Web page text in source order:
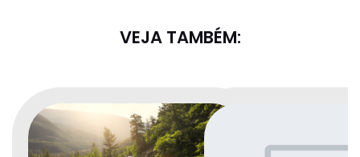
VEJA TAMBÉM: